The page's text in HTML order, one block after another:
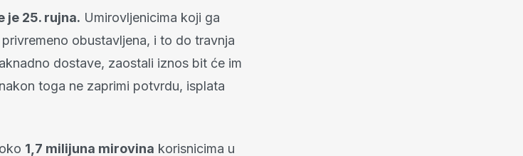
je 25. rujna. Umirovljenicima koji ga
obustavljena, i to do travnja
dostave, zaostali iznos bit će im
toga ne zaprimi potvrdu, isplata
1,7 milijuna mirovina korisnicima u